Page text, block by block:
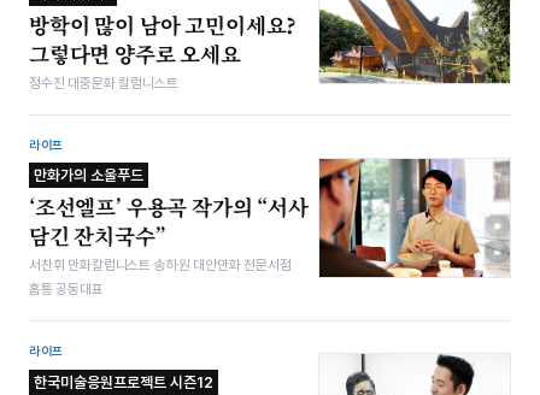
방학이 많이 남아 고민이세요?
그렇다면 양주로 오세요
정수진 대중문화 칼럼니스트
라이프
만화가의 소울푸드
‘조선엘프’ 우용곡 작가의 “서사
담긴 잔치국수”
서찬휘 만화칼럼니스트·송하원 대안만화 전문서점
홈통 공동대표
라이프
한국미술응원프로젝트 시즌12